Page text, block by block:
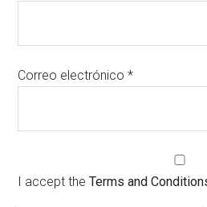
Correo electrónico*
I accept theTerms and